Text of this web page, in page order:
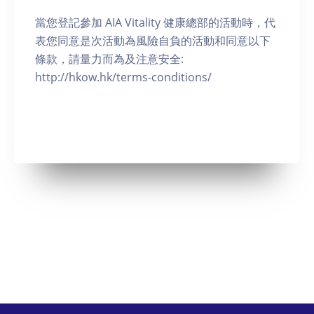
當您登記參加 AIA Vitality 健康總部的活動時，代
表您同意是次活動為風險自負的活動和同意以下
條款，請量力而為及注意安全:
http://hkow.hk/terms-conditions/